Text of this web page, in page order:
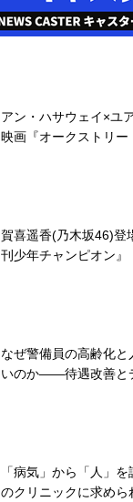
アン・ハサウェイ×ユ
映画『オークストリ
賀喜遥香(乃木坂46)
刊少年チャンピオン
なぜ警備員の高齢化
いのか――待遇改善と
「病気」から「人」
のクリニックに求めら